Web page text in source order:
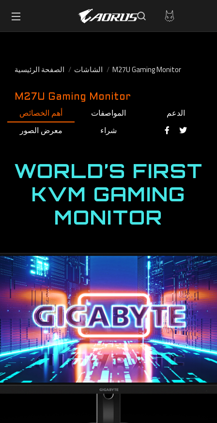
الصفحة الرئيسية الشاشات M27U Gaming Monitor
M27U Gaming Monitor
أهم الخصائص المواصفات
الدعم
معرض الصور
شراء
WORLD’S FIRST
KVM GAMING
MONITOR